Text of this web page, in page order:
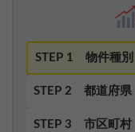
STEP 1 物件種別
STEP 2 都道府県
STEP 3 市区町村